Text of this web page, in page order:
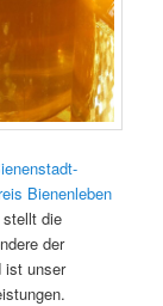
Bienenleben
stellt die
der
ist unser